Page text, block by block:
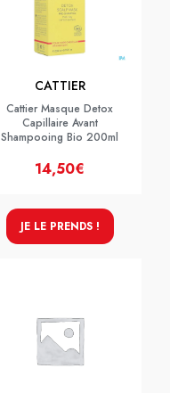
CATTIER
Cattier Masque Detox
Capillaire Avant
Shampooing Bio 200ml
14,50€
JE LE PRENDS !